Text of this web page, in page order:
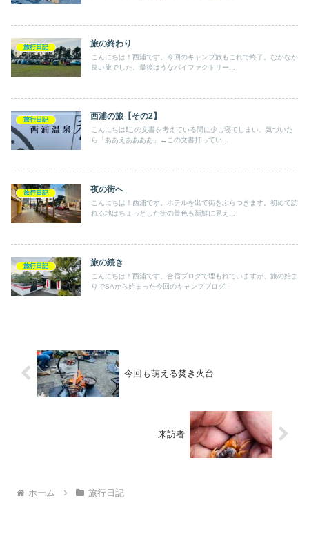
旅行日記 旅の終わり
こんにちは！西浦です。今回のキャンプ旅もこれで終了。なかなか
良い旅でした。最後はうなパイファクトリー...
旅行日記 西浦の旅【その2】
こんにちは❗️この文書を考えている間に少し寝てしまい、気づいた
ら「ああえああああ」←この文書打ってい...
旅行日記 夜の街へ
こんにちは！西浦です。ホテルを出て街をぶらつきます。初めて訪
れる地はちょっとした街の景色も新鮮に見え...
旅行日記 旅の続き
こんにちは！西浦です。合宿ブログで埋もれていますが、旅の始ま
りでSAから始まった今回のキャンプブログ...
今回も萌える焚き火台
来訪者
ホーム 旅行日記